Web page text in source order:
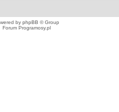
by phpBB © Group
Forum Programosy.pl